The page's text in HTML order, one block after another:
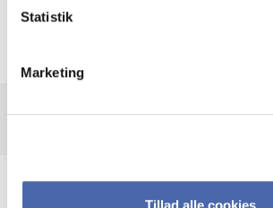
Statistik
Marketing
Krigen i Ukraine